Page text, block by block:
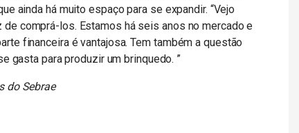
ainda há muito espaço para se expandir. “Vejo
comprá-los. Estamos há seis anos no mercado e
financeira é vantajosa. Tem também a questão
gasta para produzir um brinquedo. ”
do Sebrae